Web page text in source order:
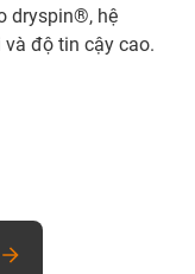
dryspin®, hệ
độ tin cậy cao.